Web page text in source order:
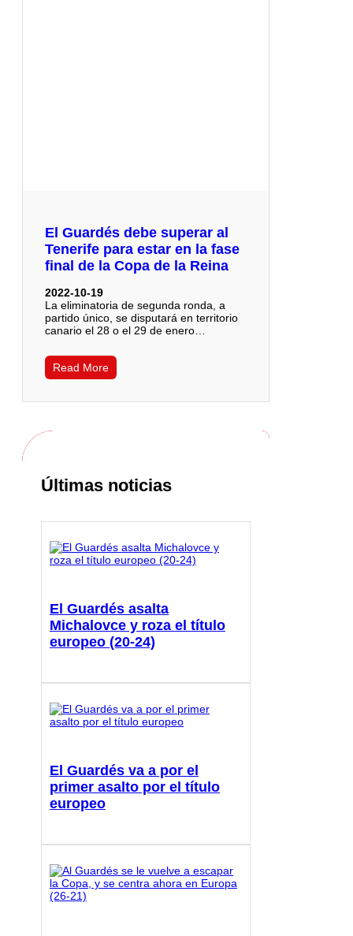
El Guardés debe superar al
Tenerife para estar en la fase
final de la Copa de la Reina
2022-10-19
La eliminatoria de segunda ronda, a
partido único, se disputará en territorio
canario el 28 o el 29 de enero…
Read More
Últimas noticias
El Guardés asalta
Michalovce y roza el título
europeo (20-24)
El Guardés va a por el
primer asalto por el título
europeo